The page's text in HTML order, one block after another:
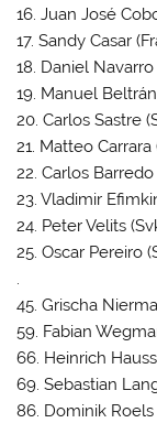
16. Juan José
17. Sandy Casar
18. Daniel
19. Manuel
20. Carlos Sastre
21. Matteo
22. Carlos
23. Vladimir
24. Peter Velits
25. Oscar Pereiro
.
45. Grischa
59. Fabian
66. Heinrich
69. Sebastian
86. Dominik